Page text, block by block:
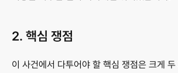
2. 핵심 쟁점
이 사건에서 다투어야 할 핵심 쟁점은 크게